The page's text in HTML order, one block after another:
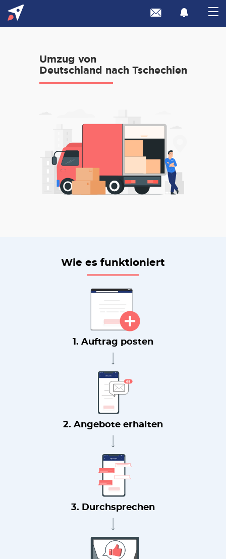
Umzug von
Deutschland nach Tschechien
Wie es funktioniert
1. Auftrag posten
2. Angebote erhalten
3. Durchsprechen